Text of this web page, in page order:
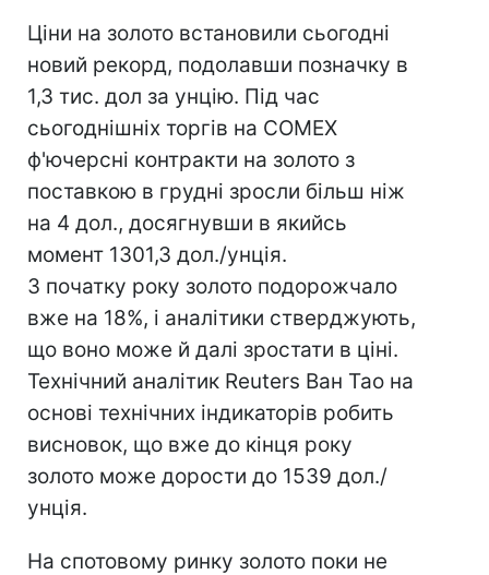
Ціни на золото встановили сьогодні
новий рекорд, подолавши позначку в
1,3 тис. дол за унцію. Під час
сьогоднішніх торгів на COMEX
ф'ючерсні контракти на золото з
поставкою в грудні зросли більш ніж
на 4 дол., досягнувши в якийсь
момент 1301,3 дол./унція.
З початку року золото подорожчало
вже на 18%, і аналітики стверджують,
що воно може й далі зростати в ціні.
Технічний аналітик Reuters Ван Тао на
основі технічних індикаторів робить
висновок, що вже до кінця року
золото може дорости до 1539 дол./
унція.
На спотовому ринку золото поки не